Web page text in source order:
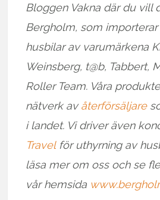
Bloggen Vakna där du vill
Bergholm, som
husbilar av varumärkena
Weinsberg, t@b, Tabbert,
Roller Team. Våra
nätverk avåterförsäljare
i landet. Vi driver även
Travelför uthyrning av
läsa mer om oss och se
vår hemsida